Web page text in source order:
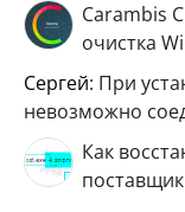
Carambis
очистка
Сергей: При
невозможно
Как